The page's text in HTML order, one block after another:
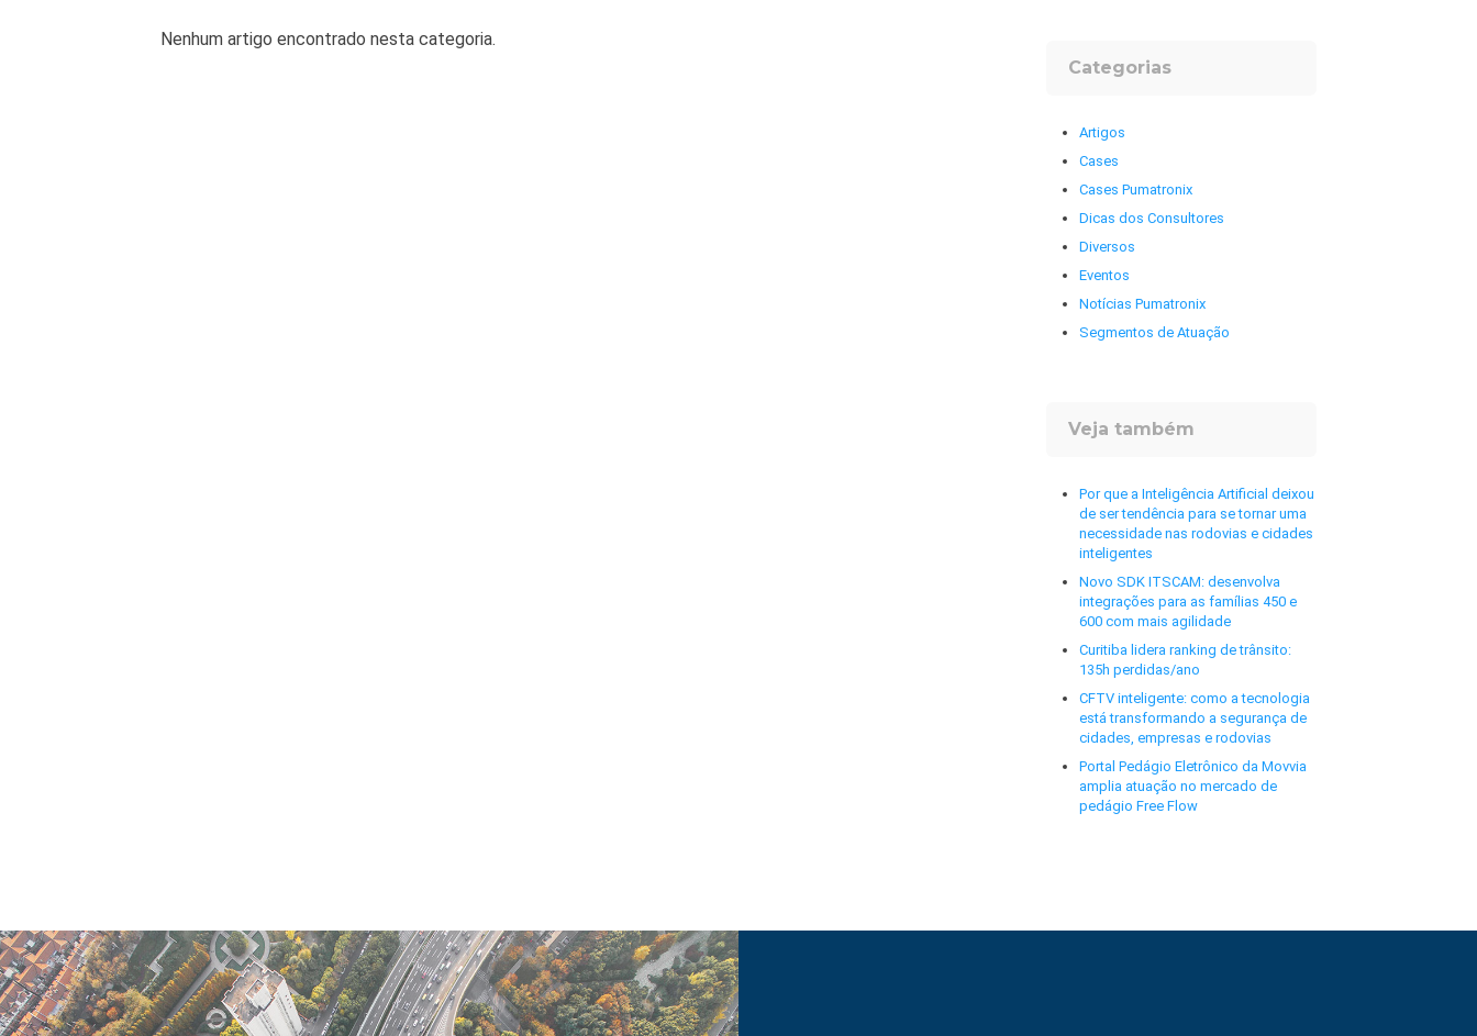
Nenhum artigo encontrado nesta categoria.
Categorias
Artigos
Cases
Cases Pumatronix
Dicas dos Consultores
Diversos
Eventos
Notícias Pumatronix
Segmentos de Atuação
Veja também
Por que a Inteligência Artificial deixou
de ser tendência para se tornar uma
necessidade nas rodovias e cidades
inteligentes
Novo SDK ITSCAM: desenvolva
integrações para as famílias 450 e
600 com mais agilidade
Curitiba lidera ranking de trânsito:
135h perdidas/ano
CFTV inteligente: como a tecnologia
está transformando a segurança de
cidades, empresas e rodovias
Portal Pedágio Eletrônico da Movvia
amplia atuação no mercado de
pedágio Free Flow